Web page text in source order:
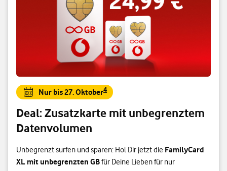
Nur bis 27. Oktober4
Deal: Zusatzkarte mit unbegrenztem
Datenvolumen
Unbegrenzt surfen und sparen: Hol Dir jetzt die FamilyCard
XL mit unbegrenzten GBfür Deine Lieben für nur